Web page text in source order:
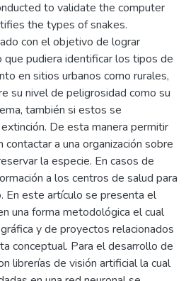
to validate the computer
the types of snakes.
con el objetivo de lograr
pudiera identificar los tipos de
en sitios urbanos como rurales,
su nivel de peligrosidad como su
también si estos se
De esta manera permitir
a una organización sobre
la especie. En casos de
a los centros de salud para
En este artículo se presenta el
una forma metodológica el cual
y de proyectos relacionados
conceptual. Para el desarrollo de
librerías de visión artificial la cual